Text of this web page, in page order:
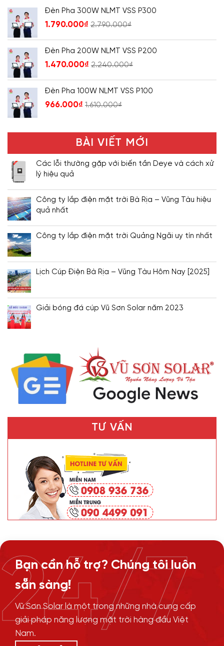
Đèn Pha 300W NLMT VSS P300
1.790.000₫ 2.790.000₫
Đèn Pha 200W NLMT VSS P200
1.470.000₫ 2.240.000₫
Đèn Pha 100W NLMT VSS P100
966.000₫ 1.610.000₫
BÀI VIẾT MỚI
Các lỗi thường gặp với biến tần Deye và cách xử
lý hiệu quả
Công ty lắp điện mặt trời Bà Rịa – Vũng Tàu hiệu
quả nhất
Công ty lắp điện mặt trời Quảng Ngãi uy tín nhất
Lịch Cúp Điện Bà Rịa – Vũng Tàu Hôm Nay [2025]
Giải bóng đá cúp Vũ Sơn Solar năm 2023
TƯ VẤN
Bạn cần hỗ trợ? Chúng tôi luôn
sẵn sàng!
Vũ Sơn Solar là một trong những nhà cung cấp
giải pháp năng lượng mặt trời hàng đầu Việt
Nam.
24/7